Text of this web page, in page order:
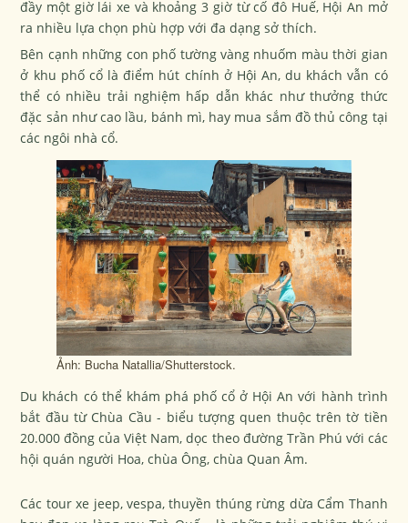
đầy một giờ lái xe và khoảng 3 giờ từ cố đô Huế, Hội An mở
ra nhiều lựa chọn phù hợp với đa dạng sở thích.
Bên cạnh những con phố tường vàng nhuốm màu thời gian
ở khu phố cổ là điểm hút chính ở Hội An, du khách vẫn có
thể có nhiều trải nghiệm hấp dẫn khác như thưởng thức
đặc sản như cao lầu, bánh mì, hay mua sắm đồ thủ công tại
các ngôi nhà cổ.
Ảnh: Bucha Natallia/Shutterstock.
Du khách có thể khám phá phố cổ ở Hội An với hành trình
bắt đầu từ Chùa Cầu - biểu tượng quen thuộc trên tờ tiền
20.000 đồng của Việt Nam, dọc theo đường Trần Phú với các
hội quán người Hoa, chùa Ông, chùa Quan Âm.
Các tour xe jeep, vespa, thuyền thúng rừng dừa Cẩm Thanh